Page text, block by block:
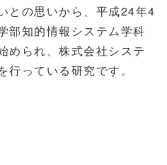
との思いから、平成24年4
部知的情報システム学科
められ、株式会社システ
っている研究です。